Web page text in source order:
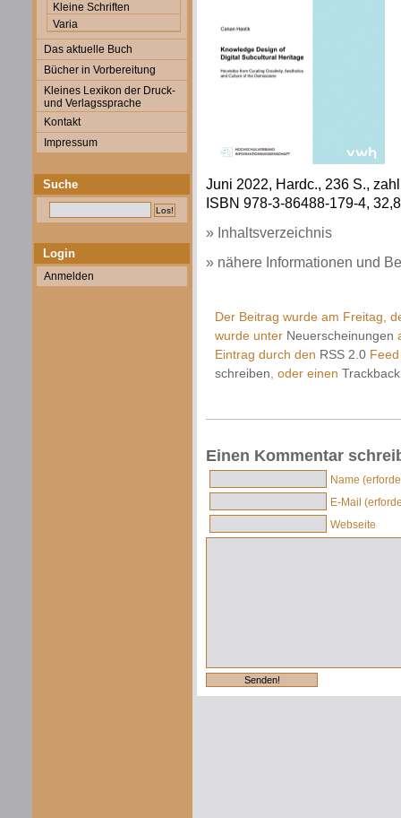
Kleine Schriften
Varia
Das aktuelle Buch
Bücher in Vorbereitung
Kleines Lexikon der Druck-
und Verlagssprache
Kontakt
Impressum
Suche
Login
Anmelden
Juni 2022, Hardc., 236 S.,
ISBN 978-3-86488-179-4,
» Inhaltsverzeichnis
» nähere Informationen und
Der Beitrag wurde am Freitag,
wurde unter Neuerscheinungen
Eintrag durch den RSS 2.0
schreiben , oder einen Trackback
Einen Kommentar
Name
E-Mail
Webseite